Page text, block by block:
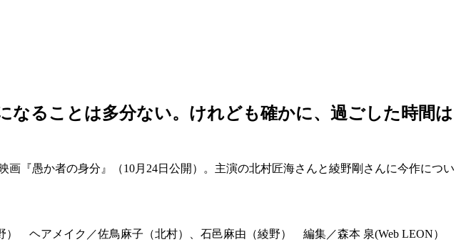
なることは多分ない。けれども確かに、過ごした時間は
『愚か者の身分』（10月24日公開）。主演の北村匠海さんと綾野剛さんに今作につい
ヘアメイク／佐⿃⿇⼦（北村）、石邑麻由（綾野） 編集／森本 泉(Web LEON）